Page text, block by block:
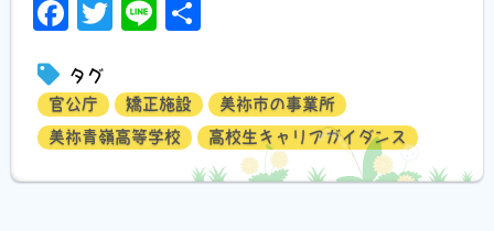
Facebook
Twitter
Line
タグ
官公庁 矯正施設
美祢市の事業所
美祢青嶺高等学校
高校生キャリアガイダンス